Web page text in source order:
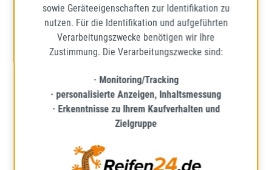
sowie Geräteeigenschaften zur Identifikation zu
nutzen. Für die Identifikation und aufgeführten
Verarbeitungszwecke benötigen wir Ihre
Zustimmung. Die Verarbeitungszwecke sind:
· Monitoring/Tracking
· personalisierte Anzeigen, Inhaltsmessung
· Erkenntnisse zu Ihrem Kaufverhalten und
Zielgruppe